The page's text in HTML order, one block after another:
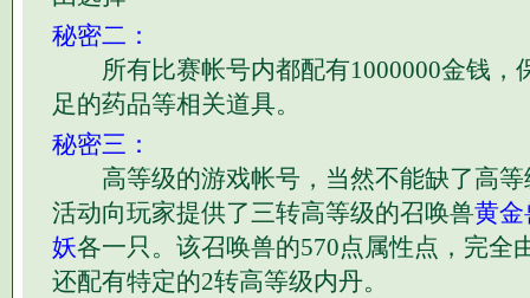
秘密二：
所有比赛帐号内都配有1000000金钱，
足的药品等相关道具。
秘密三：
高等级的游戏帐号，当然不能缺了高等
活动向玩家提供了三转高等级的召唤兽黄金
妖各一只。该召唤兽的570点属性点，完全
还配有特定的2转高等级内丹。